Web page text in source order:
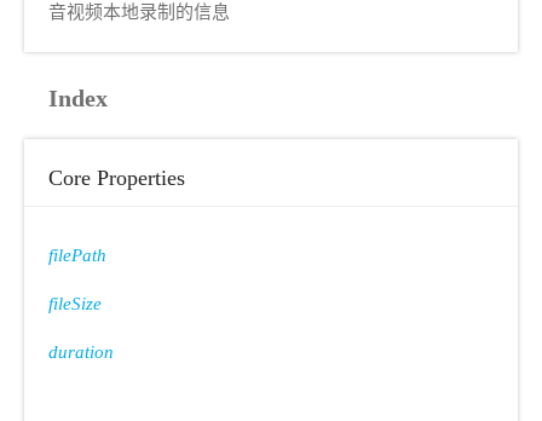
音视频本地录制的信息
Index
Core Properties
filePath
fileSize
duration